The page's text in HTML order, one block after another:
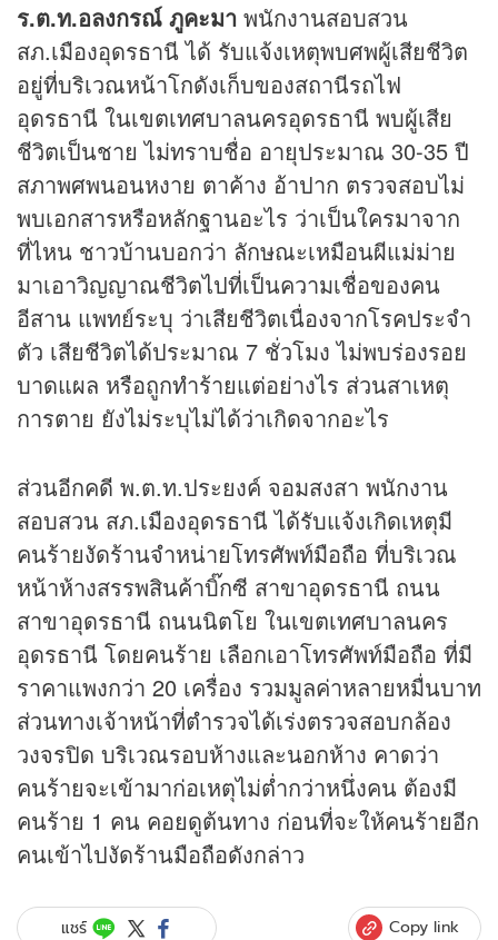
ร.ต.ท.อลงกรณ์ ภูคะมา พนักงานสอบสวน
สภ.เมืองอุดรธานี ได้ รับแจ้งเหตุพบศพผู้เสียชีวิต
อยู่ที่บริเวณหน้าโกดังเก็บของสถานีรถไฟ
อุดรธานี ในเขตเทศบาลนครอุดรธานี พบผู้เสีย
ชีวิตเป็นชาย ไม่ทราบชื่อ อายุประมาณ 30-35 ปี
สภาพศพนอนหงาย ตาค้าง อ้าปาก ตรวจสอบไม่
พบเอกสารหรือหลักฐานอะไร ว่าเป็นใครมาจาก
ที่ไหน ชาวบ้านบอกว่า ลักษณะเหมือนผีแม่ม่าย
มาเอาวิญญาณชีวิตไปที่เป็นความเชื่อของคน
อีสาน แพทย์ระบุ ว่าเสียชีวิตเนื่องจากโรคประจำ
ตัว เสียชีวิตได้ประมาณ 7 ชั่วโมง ไม่พบร่องรอย
บาดแผล หรือถูกทำร้ายแต่อย่างไร ส่วนสาเหตุ
การตาย ยังไม่ระบุไม่ได้ว่าเกิดจากอะไร
ส่วนอีกคดี พ.ต.ท.ประยงค์ จอมสงสา พนักงาน
สอบสวน สภ.เมืองอุดรธานี ได้รับแจ้งเกิดเหตุมี
คนร้ายงัดร้านจำหน่ายโทรศัพท์มือถือ ที่บริเวณ
หน้าห้างสรรพสินค้าบิ๊กซี สาขาอุดรธานี ถนน
สาขาอุดรธานี ถนนนิตโย ในเขตเทศบาลนคร
อุดรธานี โดยคนร้าย เลือกเอาโทรศัพท์มือถือ ที่มี
ราคาแพงกว่า 20 เครื่อง รวมมูลค่าหลายหมื่นบาท
ส่วนทางเจ้าหน้าที่ตำรวจได้เร่งตรวจสอบกล้อง
วงจรปิด บริเวณรอบห้างและนอกห้าง คาดว่า
คนร้ายจะเข้ามาก่อเหตุไม่ต่ำกว่าหนึ่งคน ต้องมี
คนร้าย 1 คน คอยดูต้นทาง ก่อนที่จะให้คนร้ายอีก
คนเข้าไปงัดร้านมือถือดังกล่าว
แชร์ Copy link